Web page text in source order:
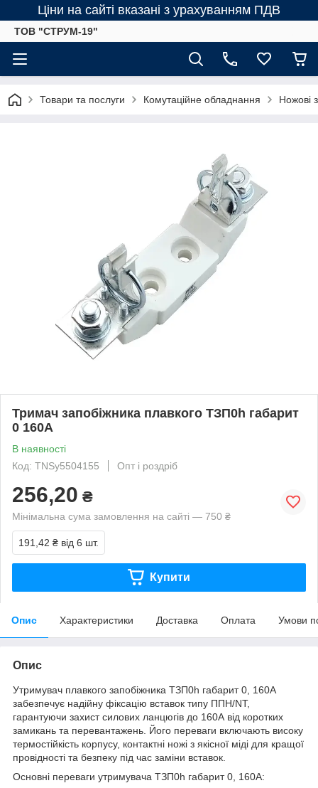
Ціни на сайті вказані з урахуванням ПДВ
ТОВ "СТРУМ-19"
Товари та послуги Комутаційне обладнання Ножові
Тримач запобіжника плавкого ТЗП0h габарит
0 160А
В наявності
Код: TNSy5504155
Опт і роздріб
256,20 ₴
Мінімальна сума замовлення на сайті — 750 ₴
191,42 ₴ від 6 шт.
Купити
Опис Характеристики Доставка Оплата Умови
Опис
Утримувач плавкого запобіжника ТЗП0h габарит 0, 160А
забезпечує надійну фіксацію вставок типу ППН/NT,
гарантуючи захист силових ланцюгів до 160А від коротких
замикань та перевантажень. Його переваги включають високу
термостійкість корпусу, контактні ножі з якісної міді для кращої
провідності та безпеку під час заміни вставок.
Основні переваги утримувача ТЗП0h габарит 0, 160А: